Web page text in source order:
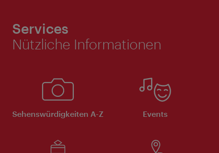
Services
Nützliche Informationen
Sehenswürdigkeiten A-Z Events